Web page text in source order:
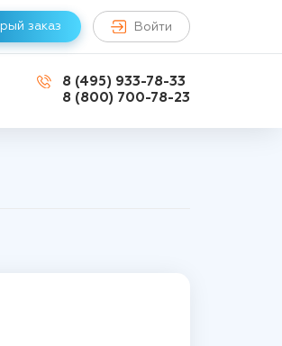
заказ Войти
8 (495) 933-78-33
8 (800) 700-78-23